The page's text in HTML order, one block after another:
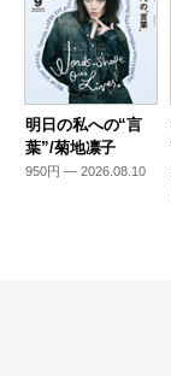
明日の私への“言
葉”/菊地凛子
950円 — 2026.08.10